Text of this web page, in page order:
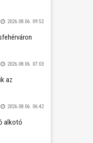
2026.08.06. 09:52
2026.08.06. 07:03
az
2026.08.06. 06:42
alkotó